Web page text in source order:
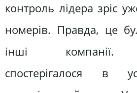
контроль лідера зріс
номерів. Правда, це
інші компанії.
спостерігалося в